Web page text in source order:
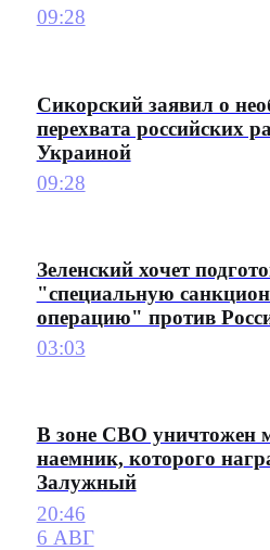
09:28
Сикорский заявил о
перехвата российских
Украиной
09:28
Зеленский хочет
"специальную
операцию" против
03:03
В зоне СВО уничтожен
наемник, которого
Залужный
20:46
6 АВГ